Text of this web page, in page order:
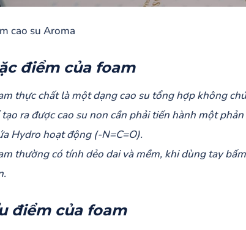
cao su Aroma
điểm của foam
thực chất là một dạng cao su tổng hợp không
ra được cao su non cần phải tiến hành một
Hydro hoạt động (-N=C=O).
thường có tính dẻo dai và mềm, khi dùng tay
điểm của foam